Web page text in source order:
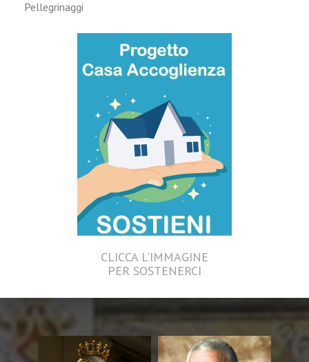
Pellegrinaggi
CLICCA L'IMMAGINE
PER SOSTENERCI